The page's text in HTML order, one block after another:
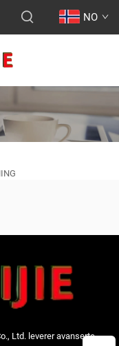
NO
Ltd. leverer avanserte